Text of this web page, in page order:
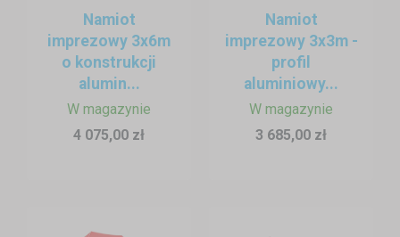
Namiot
imprezowy 3x6m
o konstrukcji
alumin...
W magazynie
4 075,00 zł
Namiot
imprezowy 3x3m -
profil
aluminiowy...
W magazynie
3 685,00 zł